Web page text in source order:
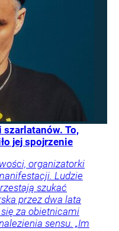
szarlatanów. To,
jej spojrzenie
organizatorki
Ludzie
szukać
przez dwa lata
za obietnicami
sensu. „Im